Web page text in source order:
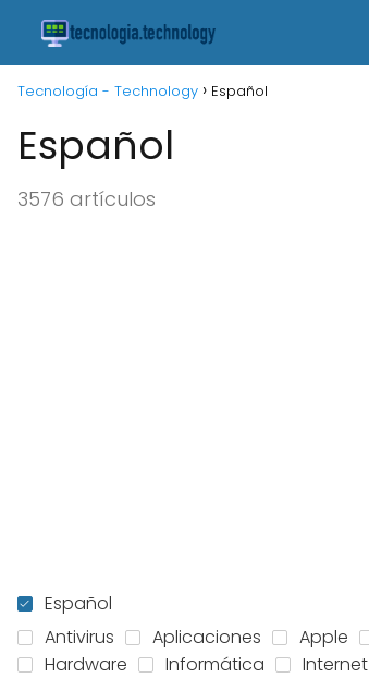
Tecnología - Technology Español
Español
3576 artículos
Español
Antivirus
Aplicaciones Apple
Hardware
Informática Internet